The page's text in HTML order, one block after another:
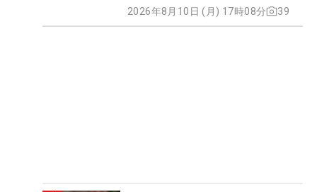
2026年8月10日 (月) 17時08分 39